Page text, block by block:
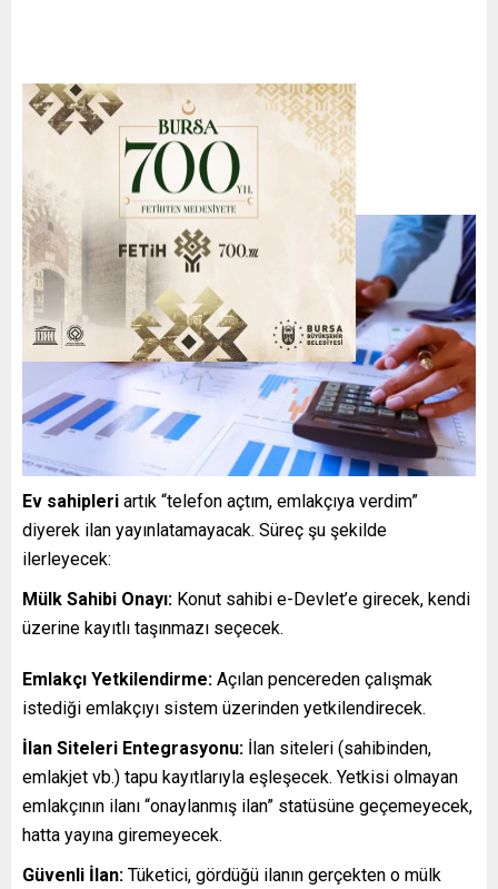
SİSTEM NASIL ÇALIŞACAK?
Ev sahipleri artık “telefon açtım, emlakçıya verdim”
diyerek ilan yayınlatamayacak. Süreç şu şekilde
ilerleyecek:
Mülk Sahibi Onayı: Konut sahibi e-Devlet’e girecek, kendi
üzerine kayıtlı taşınmazı seçecek.
Emlakçı Yetkilendirme: Açılan pencereden çalışmak
istediği emlakçıyı sistem üzerinden yetkilendirecek.
İlan Siteleri Entegrasyonu: İlan siteleri (sahibinden,
emlakjet vb.) tapu kayıtlarıyla eşleşecek. Yetkisi olmayan
emlakçının ilanı “onaylanmış ilan” statüsüne geçemeyecek,
hatta yayına giremeyecek.
Güvenli İlan: Tüketici, gördüğü ilanın gerçekten o mülk